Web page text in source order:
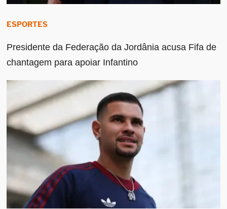
ESPORTES
Presidente da Federação da Jordânia acusa Fifa de
chantagem para apoiar Infantino